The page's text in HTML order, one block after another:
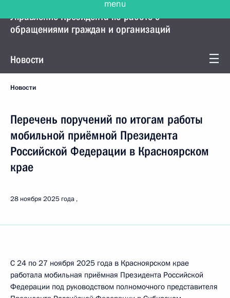
Управление Президента по работе с
обращениями граждан и организаций
Новости
Новости
Перечень поручений по итогам работы
мобильной приёмной Президента
Российской Федерации в Красноярском
крае
28 ноября 2025 года
С 24 по 27 ноября 2025 года в Красноярском крае
работала мобильная приёмная Президента Российской
Федерации под руководством полномочного представителя